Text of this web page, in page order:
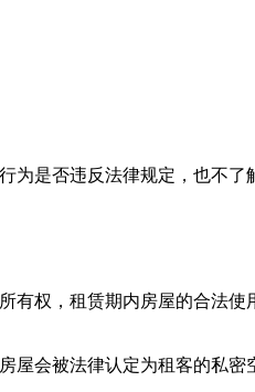
是否违反法律规定，也不
权，租赁期内房屋的合法使
被法律认定为租客的私密